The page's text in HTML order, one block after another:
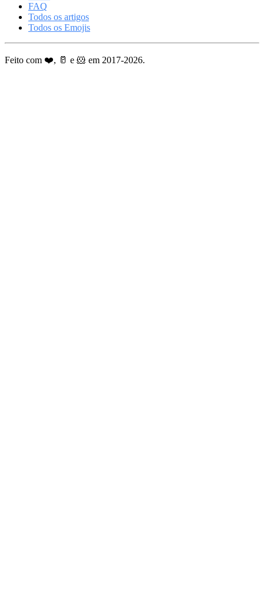
FAQ
Todos os artigos
Todos os Emojis
Feito com ❤️, 🥛 e 🐹 em 2017-2026.